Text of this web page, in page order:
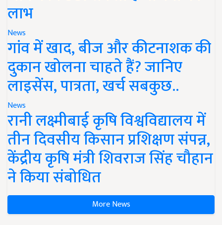
लाभ
News
गांव में खाद, बीज और कीटनाशक की
दुकान खोलना चाहते हैं? जानिए
लाइसेंस, पात्रता, खर्च सबकुछ..
News
रानी लक्ष्मीबाई कृषि विश्वविद्यालय में
तीन दिवसीय किसान प्रशिक्षण संपन्न,
केंद्रीय कृषि मंत्री शिवराज सिंह चौहान
ने किया संबोधित
More News